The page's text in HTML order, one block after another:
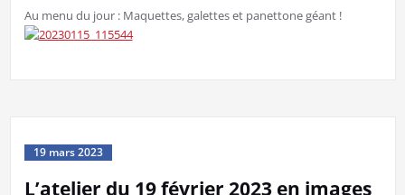
Au menu du jour : Maquettes, galettes et panettone géant !
19 mars 2023
L’atelier du 19 février 2023 en images